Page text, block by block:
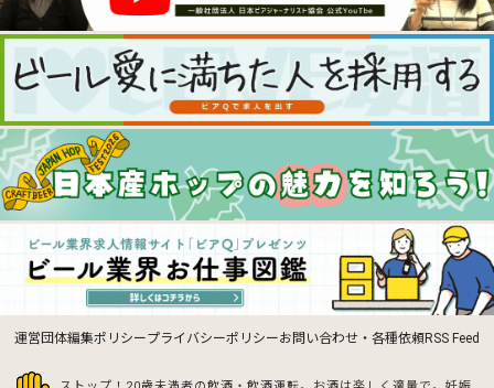
運営団体編集ポリシープライバシーポリシーお問い合わせ・各種依頼RSS Feed